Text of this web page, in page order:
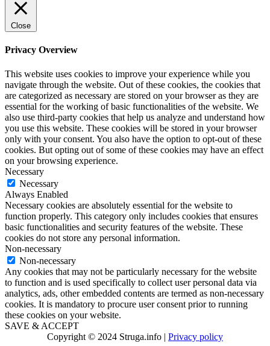
Close
Privacy Overview
This website uses cookies to improve your experience while you
navigate through the website. Out of these cookies, the cookies that
are categorized as necessary are stored on your browser as they are
essential for the working of basic functionalities of the website. We
also use third-party cookies that help us analyze and understand how
you use this website. These cookies will be stored in your browser
only with your consent. You also have the option to opt-out of these
cookies. But opting out of some of these cookies may have an effect
on your browsing experience.
Necessary
Necessary
Always Enabled
Necessary cookies are absolutely essential for the website to
function properly. This category only includes cookies that ensures
basic functionalities and security features of the website. These
cookies do not store any personal information.
Non-necessary
Non-necessary
Any cookies that may not be particularly necessary for the website
to function and is used specifically to collect user personal data via
analytics, ads, other embedded contents are termed as non-necessary
cookies. It is mandatory to procure user consent prior to running
these cookies on your website.
SAVE & ACCEPT
Copyright © 2024 Struga.info | Privacy policy